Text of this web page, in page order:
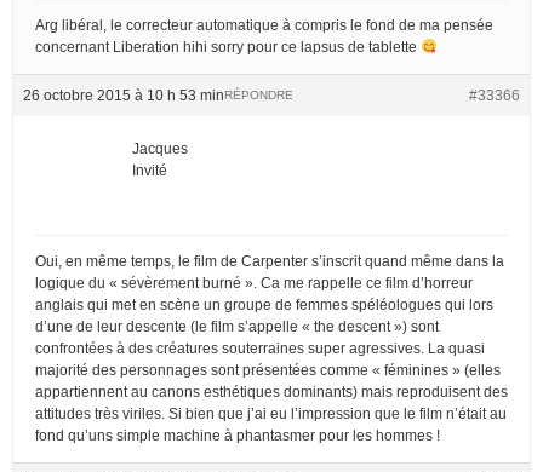
Arg libéral, le correcteur automatique à compris le fond de ma pensée
concernant Liberation hihi sorry pour ce lapsus de tablette
26 octobre 2015 à 10 h 53 min #33366
RÉPONDRE
Jacques
Invité
Oui, en même temps, le film de Carpenter s’inscrit quand même dans la
logique du « sévèrement burné ». Ca me rappelle ce film d’horreur
anglais qui met en scène un groupe de femmes spéléologues qui lors
d’une de leur descente (le film s’appelle « the descent ») sont
confrontées à des créatures souterraines super agressives. La quasi
majorité des personnages sont présentées comme « féminines » (elles
appartiennent au canons esthétiques dominants) mais reproduisent des
attitudes très viriles. Si bien que j’ai eu l’impression que le film n’était au
fond qu’uns simple machine à phantasmer pour les hommes !